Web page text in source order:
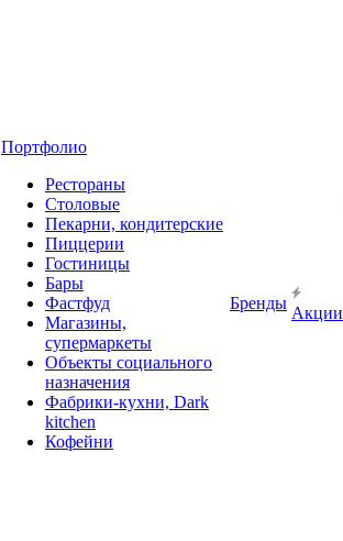
Портфолио
Рестораны
Столовые
Пекарни, кондитерские
Пиццерии
Гостиницы
Бары
Фастфуд
Магазины,
супермаркеты
Объекты социального
назначения
Фабрики-кухни, Dark
kitchen
Кофейни
Бренды
Акции